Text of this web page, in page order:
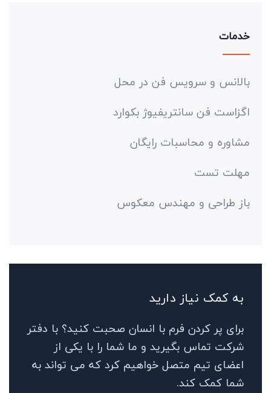
خدمات
بالانس و سرویس فن در محل
اگزاست فن سانتریفیوژ بکوارد
مشاوره و محاسبات رایگان
مهلت تست
باز طراحی و مهندس معکوس
به کمک نیاز دارید
برای پر کردن فرم با انسان صحبت کنید؟ با دفتر
شرکت تماس بگیرید و ما شما را با یکی از
اعضای تیم متصل خواهیم کرد که می تواند به
شما کمک کند.